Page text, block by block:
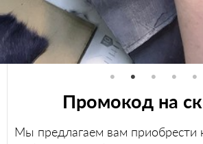
Промокод на
Мы предлагаем вам приобрести